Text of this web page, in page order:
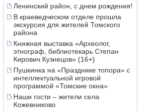
Ленинский район, с днем рождения!
В краеведческом отделе прошла
экскурсия для жителей Томского
района
Книжная выставка «Археолог,
этнограф, библиотекарь Степан
Кирович Кузнецов» (16+)
Пушкинка на «Празднике топора» с
интеллектуальной игровой
программой «Томские окна»
Наши гости – жители села
Кожевниково